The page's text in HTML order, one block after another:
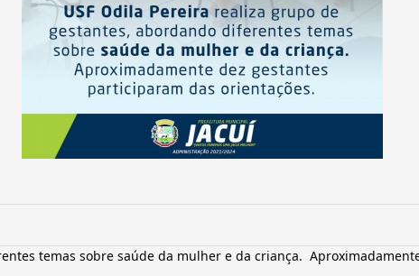
temas sobre saúde da mulher e da criança.